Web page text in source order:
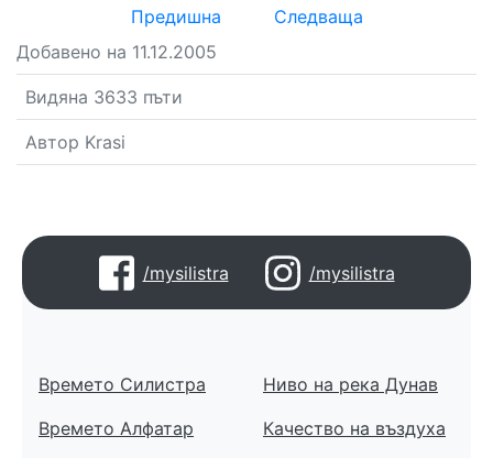
Предишна
Следваща
Добавено на 11.12.2005
Видяна 3633 пъти
Автор Krasi
/mysilistra /mysilistra
Времето Силистра
Времето Алфатар
Ниво на река Дунав
Качество на въздуха